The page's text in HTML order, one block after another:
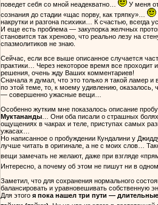
поведет себя со мной неадекватно…
У меня от
сознания до стадии «щас порву, как тряпку»…
накрутки и разгона психики… К счастью, всегда
И еще есть проблема — закупорка желчных
становится так хреново, что реально лезу на
спазмолитиков не знаю.
Сейчас, если все выше описанное случается
практики… Через некоторое время все
решения, очень жду Ваших комментариев!
Сначала я думал, что это только я такой ламер
по этой теме, то, к моему удивлению,
— совершенно ужасные вещи…
Особенно жутким мне показалось описание
Муктананды… Они оба писали о страшных болях
ощущениях в чакрах и теле, приступах самых
ужасах…
Но написанное о пробуждении Кундалини у
лучше читать в оригинале, а не с моих слов…
вещи замечать не желают, даже при взгляде
Интересно, а почему об этом не пишут ни в
Заметил, что для сохранения нормального
балансировать и уравновешивать собственную
Для этого я пока нашел три пути —